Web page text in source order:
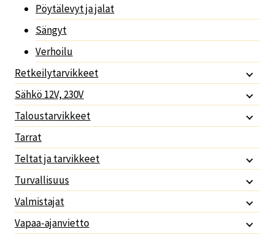
Pöytälevyt ja jalat
Sängyt
Verhoilu
Retkeilytarvikkeet
Sähkö 12V, 230V
Taloustarvikkeet
Tarrat
Teltat ja tarvikkeet
Turvallisuus
Valmistajat
Vapaa-ajanvietto